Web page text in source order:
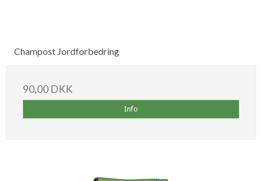
Champost Jordforbedring
90,00 DKK
Info